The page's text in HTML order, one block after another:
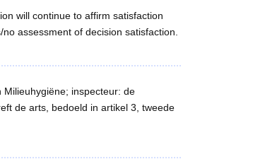
will continue to affirm satisfaction
assessment of decision satisfaction.
inspecteur: de
de arts, bedoeld in artikel 3, tweede